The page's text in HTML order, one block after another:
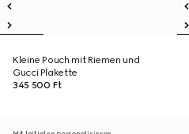
Kleine Pouch mit Riemen und
Gucci Plakette
345 500 Ft